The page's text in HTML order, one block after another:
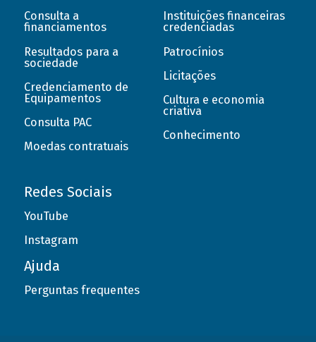
Consulta a
financiamentos
Resultados para a
sociedade
Credenciamento de
Equipamentos
Consulta PAC
Moedas contratuais
Instituições financeiras
credenciadas
Patrocínios
Licitações
Cultura e economia
criativa
Conhecimento
Redes Sociais
YouTube
Instagram
Ajuda
Perguntas frequentes